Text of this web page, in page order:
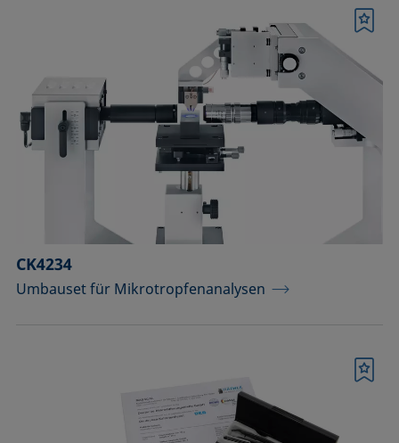
CK4234
Umbauset für Mikrotropfenanalysen
Merkliste